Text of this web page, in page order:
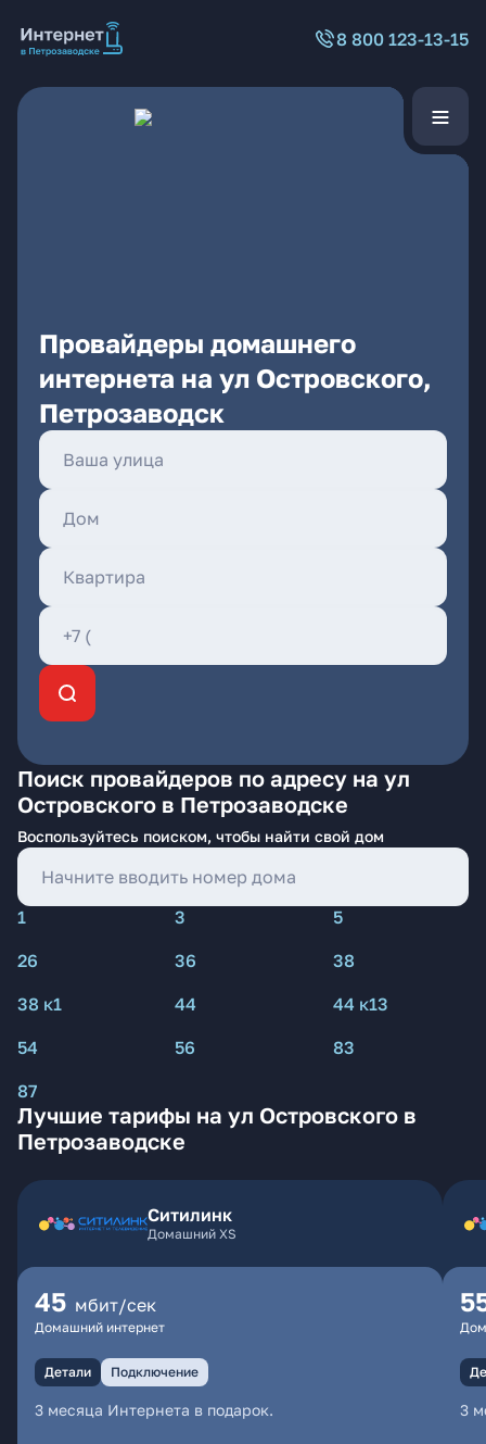
8 800 123-13-15
Провайдеры домашнего
интернета на ул Островского,
Петрозаводск
Поиск провайдеров по адресу на ул
Островского в Петрозаводске
Воспользуйтесь поиском, чтобы найти свой дом
1 3
5
26
36
38
38 к1
44
44 к13
54
56
83
87
Лучшие тарифы на ул Островского в
Петрозаводске
Ситилинк
Домашний XS
45 мбит/сек
Домашний интернет
Детали Подключение
3 месяца Интернета в подарок. 3